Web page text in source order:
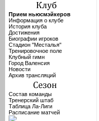
Прием ньюсмэйкеров
Информация о клубе
История клуба
Достижения
Биографии игроков
Стадион "Месталья"
Тренировочное поле
Клубный гимн
Город Валенсия
Новости
Архив трансляций
Состав команды
Тренерский штаб
Таблица Ла-Лиги
Расписание матчей